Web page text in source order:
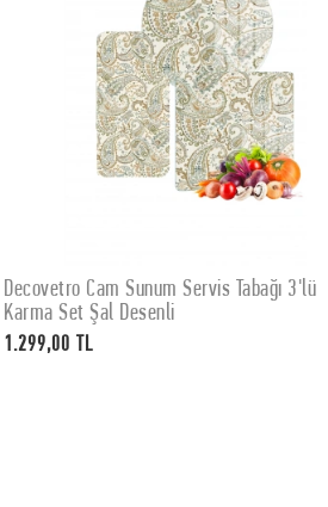
SEPETE EKLE
Decovetro Cam Sunum Servis Tabağı 3'lü
Karma Set Şal Desenli
1.299,00 TL